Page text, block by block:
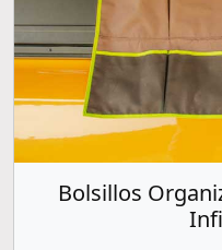
Bolsillos